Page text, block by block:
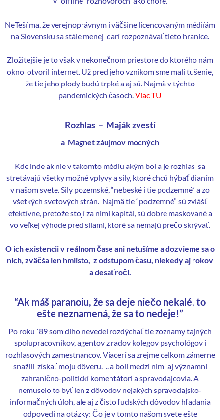
NeTeší ma, že verejnoprávnym i väčšine licencovaným médiíám
na Slovensku sa stále menej darí rozpoznávať tieto hranice.
Zložitejšie je to však v nekonečnom priestore do ktorého nám
okno otvoril internet. Už pred jeho vznikom sme mali tušenie,
že tie jeho plody budú trpké a aj sú. Najmä v týchto
pandemických časoch.Viac TU
Rozhlas – Maják zvestí
a Magnet záujmov mocných
Kde inde ak nie v takomto médiu akým bol a je rozhlas sa
stretávajú všetky možné vplyvy a sily, ktoré chcú hýbať dianím
v našom svete. Sily pozemské, “nebeské i tie podzemné” a zo
všetkých svetových strán. Najmä tie “podzemné” sú zvlášť
efektívne, pretože stojí za nimi kapitál, sú dobre maskované a
vo veľkej výhode pred silami, ktoré sa nemajú prečo skrývať.
O ich existencii v reálnom čase ani netušíme a dozvieme sa o
nich, zväčša len hmlisto, z odstupom času, niekedy aj rokov
a desaťročí.
“Ak máš paranoiu, že sa deje niečo nekalé, to
ešte neznamená, že sa to nedeje!”
Po roku ´89 som dlho nevedel rozdýchať tie zoznamy tajných
spolupracovníkov, agentov z radov kolegov psychológov i
rozhlasových zamestnancov. Viacerí sa zrejme celkom zámerne
snažili získať moju dôveru. .. a boli medzi nimi aj významní
zahranično-politickí komentátori a spravodajcovia. A
nemuselo to byť len z dôvodov nejakých spravodajsko-
informačných úloh, ale aj z čisto ľudských dôvodov hľadania
odpovedí na otázky: Čo je v tomto našom svete ešte